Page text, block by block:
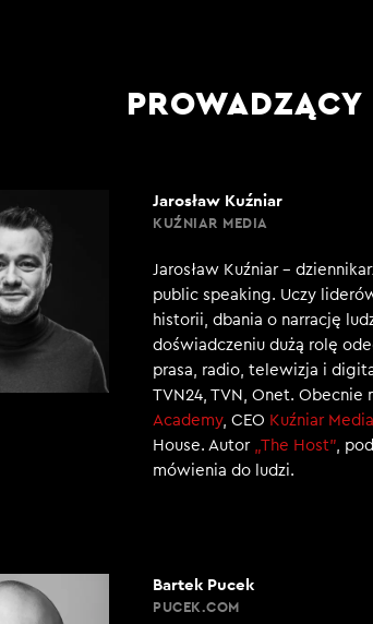
PROWADZĄCY
Jarosław Kuźniar
KUŹNIAR MEDIA
Jarosław Kuźniar –
public speaking. Uczy
historii, dbania o narrację
doświadczeniu dużą rolę
prasa, radio, telewizja i
TVN24, TVN, Onet. Obecnie
Academy, CEO Kuźniar Media
House. Autor „The Host”,
mówienia do ludzi.
Bartek Pucek
PUCEK.COM